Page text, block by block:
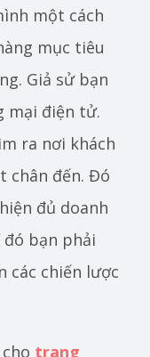
một cách
mục tiêu
Giả sử bạn
mại điện tử.
ra nơi khách
chân đến. Đó
đủ doanh
đó bạn phải
chiến lược
trang